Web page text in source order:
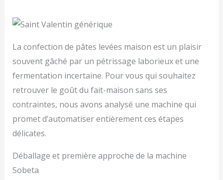
La confection de pâtes levées maison est un plaisir
souvent gâché par un pétrissage laborieux et une
fermentation incertaine. Pour vous qui souhaitez
retrouver le goût du fait-maison sans ses
contraintes, nous avons analysé une machine qui
promet d’automatiser entièrement ces étapes
délicates.
Déballage et première approche de la machine
Sobeta